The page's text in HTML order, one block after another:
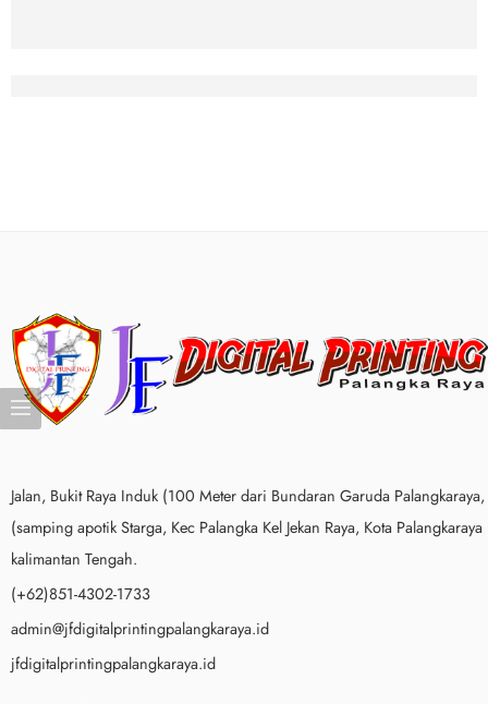
Jalan, Bukit Raya Induk (100 Meter dari Bundaran Garuda Palangkaraya,
(samping apotik Starga, Kec Palangka Kel Jekan Raya, Kota Palangkaraya
kalimantan Tengah.
(+62)851-4302-1733
admin@jfdigitalprintingpalangkaraya.id
jfdigitalprintingpalangkaraya.id